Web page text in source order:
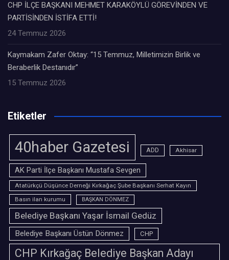
CHP İLÇE BAŞKANI MEHMET KARAKÖYLÜ GÖREVİNDEN VE
PARTİSİNDEN İSTİFA ETTİ!
24 Temmuz 2026
Kaymakam Zafer Oktay: “15 Temmuz, Milletimizin Birlik ve
Beraberlik Destanıdır”
15 Temmuz 2026
Etiketler
40haber Gazetesi ADD Akhisar
AK Parti İlçe Başkanı Mustafa Sevgen
Atatürkçü Düşünce Derneği Kırkağaç Şube Başkanı Serhat Kayın
Basın ilan kurumu
BAŞKAN DÖNMEZ
Belediye Başkanı Yaşar İsmail Gedüz
Belediye Başkanı Üstün Dönmez CHP
CHP Kırkağaç Belediye Başkan Adayı